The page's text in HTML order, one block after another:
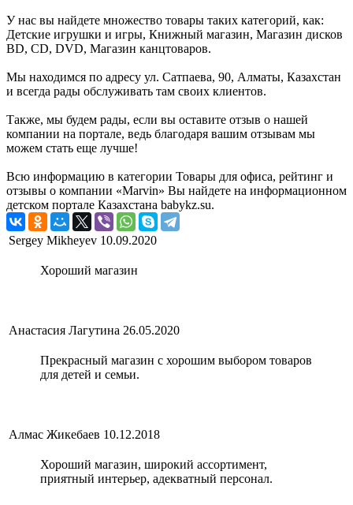
У нас вы найдете множество товары таких категорий, как:
Детские игрушки и игры, Книжный магазин, Магазин дисков
BD, CD, DVD, Магазин канцтоваров.
Мы находимся по адресу ул. Сатпаева, 90, Алматы, Казахстан
и всегда рады обслуживать там своих клиентов.
Также, мы будем рады, если вы оставите отзыв о нашей
компании на портале, ведь благодаря вашим отзывам мы
можем стать еще лучше!
Всю информацию в категории Товары для офиса, рейтинг и
отзывы о компании «Marvin» Вы найдете на информационном
детском портале Казахстана babykz.su.
Sergey Mikheyev 10.09.2020
Хороший магазин
Анастасия Лагутина 26.05.2020
Прекрасный магазин с хорошим выбором товаров
для детей и семьи.
Алмас Жикебаев 10.12.2018
Хороший магазин, широкий ассортимент,
приятный интерьер, адекватный персонал.